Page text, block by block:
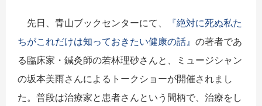
先日、青山ブックセンターにて、
『絶対に死ぬ私た
ちがこれだけは知っておきたい健康の話』 の著者であ
る臨床家・鍼灸師の若林理砂さんと、ミュージシャン
の坂本美雨さんによるトークショーが開催されまし
た。普段は治療家と患者さんという間柄で、治療をし